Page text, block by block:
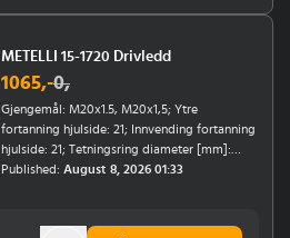
METELLI 15-1720 Drivledd
1065,-0,
Gjengemål: M20x1.5, M20x1,5; Ytre
fortanning hjulside: 21; Innvending fortanning
hjulside: 21; Tetningsring diameter [mm]:
48,5; Tannantall ABS-ring: 48; Ytre diameter
Monteringsposisjon: hjulside, framaksel
Published: August 8, 2026 01:33